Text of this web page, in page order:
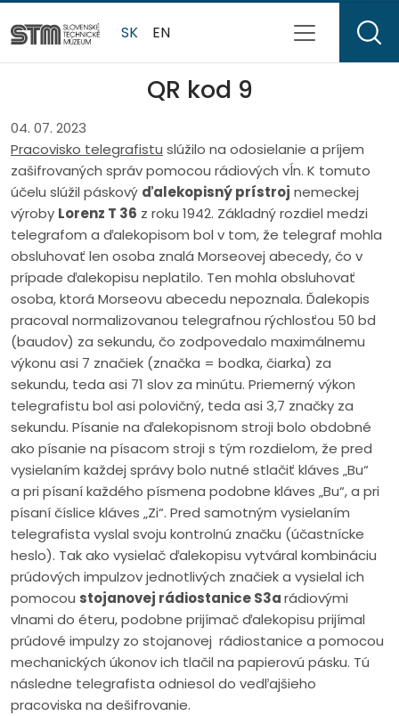
SK EN
QR kod 9
04. 07. 2023
Pracovisko telegrafistu slúžilo na odosielanie a príjem
zašifrovaných správ pomocou rádiových vĺn. K tomuto
účelu slúžil páskový ďalekopisný prístroj nemeckej
výroby Lorenz T 36 z roku 1942. Základný rozdiel medzi
telegrafom a ďalekopisom bol v tom, že telegraf mohla
obsluhovať len osoba znalá Morseovej abecedy, čo v
prípade ďalekopisu neplatilo. Ten mohla obsluhovať
osoba, ktorá Morseovu abecedu nepoznala. Ďalekopis
pracoval normalizovanou telegrafnou rýchlosťou 50 bd
(baudov) za sekundu, čo zodpovedalo maximálnemu
výkonu asi 7 značiek (značka = bodka, čiarka) za
sekundu, teda asi 71 slov za minútu. Priemerný výkon
telegrafistu bol asi polovičný, teda asi 3,7 značky za
sekundu. Písanie na ďalekopisnom stroji bolo obdobné
ako písanie na písacom stroji s tým rozdielom, že pred
vysielaním každej správy bolo nutné stlačiť kláves „Bu“
a pri písaní každého písmena podobne kláves „Bu“, a pri
písaní číslice kláves „Zi“. Pred samotným vysielaním
telegrafista vyslal svoju kontrolnú značku (účastnícke
heslo). Tak ako vysielač ďalekopisu vytváral kombináciu
prúdových impulzov jednotlivých značiek a vysielal ich
pomocou stojanovej rádiostanice S3arádiovými
vlnami do éteru, podobne prijímač ďalekopisu prijímal
prúdové impulzy zo stojanovej rádiostanice a pomocou
mechanických úkonov ich tlačil na papierovú pásku. Tú
následne telegrafista odniesol do vedľajšieho
pracoviska na dešifrovanie.